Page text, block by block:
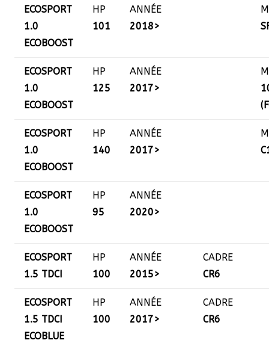
ECOSPORT
1.0
ECOBOOST
HP
101
ANNÉE
2018>
ECOSPORT
1.0
ECOBOOST
HP
125
ANNÉE
2017>
ECOSPORT
1.0
ECOBOOST
HP
140
ANNÉE
2017>
ECOSPORT
1.0
ECOBOOST
HP
95
ANNÉE
2020>
ECOSPORT
1.5 TDCI
HP
100
ANNÉE
2015>
CADRE
CR6
ECOSPORT
1.5 TDCI
ECOBLUE
HP
100
ANNÉE
2017>
CADRE
CR6